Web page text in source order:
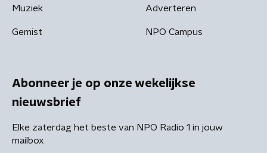
Muziek
Gemist
Adverteren
NPO Campus
Abonneer je op onze wekelijkse
nieuwsbrief
Elke zaterdag het beste van NPO Radio 1 in jouw
mailbox